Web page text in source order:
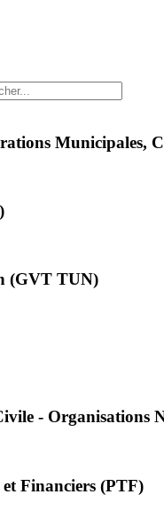
Municipales,
(GVT TUN)
- Organisations
Financiers (PTF)